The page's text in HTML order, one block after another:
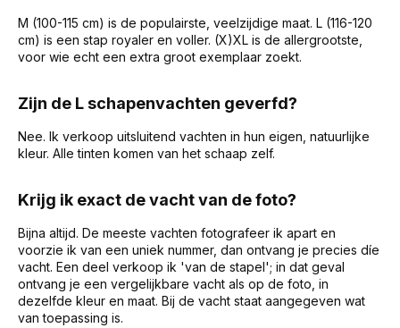
M (100-115 cm) is de populairste, veelzijdige maat. L (116-120
cm) is een stap royaler en voller. (X)XL is de allergrootste,
voor wie echt een extra groot exemplaar zoekt.
Zijn de L schapenvachten geverfd?
Nee. Ik verkoop uitsluitend vachten in hun eigen, natuurlijke
kleur. Alle tinten komen van het schaap zelf.
Krijg ik exact de vacht van de foto?
Bijna altijd. De meeste vachten fotografeer ik apart en
voorzie ik van een uniek nummer, dan ontvang je precies díe
vacht. Een deel verkoop ik 'van de stapel'; in dat geval
ontvang je een vergelijkbare vacht als op de foto, in
dezelfde kleur en maat. Bij de vacht staat aangegeven wat
van toepassing is.